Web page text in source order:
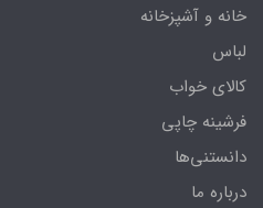
خانه و آشپزخانه
لباس
کالای خواب
فرشینه چاپی
دانستنی‌ها
درباره ما